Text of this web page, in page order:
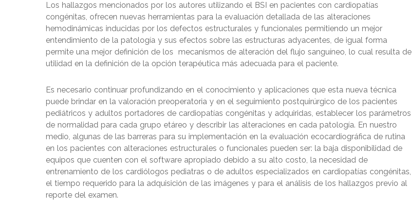
Los hallazgos mencionados por los autores utilizando el BSI en pacientes con cardiopatías
congénitas, ofrecen nuevas herramientas para la evaluación detallada de las alteraciones
hemodinámicas inducidas por los defectos estructurales y funcionales permitiendo un mejor
entendimiento de la patología y sus efectos sobre las estructuras adyacentes, de igual forma
permite una mejor definición de los mecanismos de alteración del flujo sanguíneo, lo cual resulta de
utilidad en la definición de la opción terapéutica más adecuada para el paciente.
Es necesario continuar profundizando en el conocimiento y aplicaciones que esta nueva técnica
puede brindar en la valoración preoperatoria y en el seguimiento postquirúrgico de los pacientes
pediátricos y adultos portadores de cardiopatías congénitas y adquiridas, establecer los parámetros
de normalidad para cada grupo etáreo y describir las alteraciones en cada patología. En nuestro
medio, algunas de las barreras para su implementación en la evaluación ecocardiográfica de rutina
en los pacientes con alteraciones estructurales o funcionales pueden ser: la baja disponibilidad de
equipos que cuenten con el software apropiado debido a su alto costo, la necesidad de
entrenamiento de los cardiólogos pediatras o de adultos especializados en cardiopatías congénitas,
el tiempo requerido para la adquisición de las imágenes y para el análisis de los hallazgos previo al
reporte del examen.